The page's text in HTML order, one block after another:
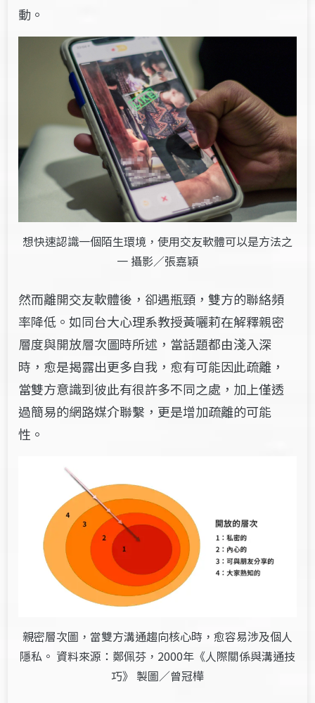
動。
想快速認識一個陌生環境，使用交友軟體可以是方法之
一 攝影／張嘉穎
然而離開交友軟體後，卻遇瓶頸，雙方的聯絡頻
率降低。如同台大心理系教授黃囇莉在解釋親密
層度與開放層次圖時所述，當話題都由淺入深
時，愈是揭露出更多自我，愈有可能因此疏離，
當雙方意識到彼此有很許多不同之處，加上僅透
過簡易的網路媒介聯繫，更是增加疏離的可能
性。
親密層次圖，當雙方溝通趨向核心時，愈容易涉及個人
隱私。 資料來源：鄭佩芬，2000年《人際關係與溝通技
巧》 製圖／曾冠樺